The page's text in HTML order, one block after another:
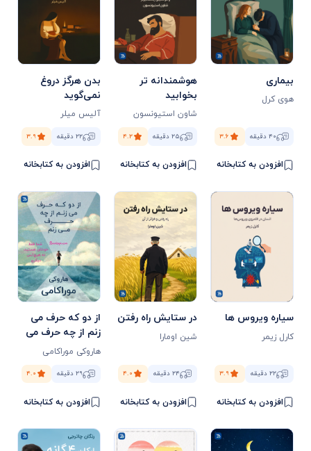
بیماری
هوی کرل
۴۰ دقیقه ۳.۶
افزودن به کتابخانه
هوشمندانه‌ تر
بخوابید
شاون استیونسون
۲۵ دقیقه ۴.۲
افزودن به کتابخانه
بدن هرگز دروغ
نمی‌گوید
آلیس میلر
۲۲ دقیقه ۳.۹
افزودن به کتابخانه
سیاره ویروس ها
کارل زیمر
۲۲ دقیقه ۳.۹
افزودن به کتابخانه
در ستایش راه رفتن
شین اومارا
۲۴ دقیقه ۴.۰
افزودن به کتابخانه
از دو که حرف می
زنم از چه حرف می
زنم
هاروکی موراکامی
۲۹ دقیقه ۴.۰
افزودن به کتابخانه